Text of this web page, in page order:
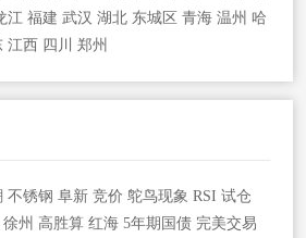
江 福建 武汉 湖北 东城区 青海 温州 哈
江西 四川 郑州
不锈钢 阜新 竞价 鸵鸟现象 RSI 试仓
徐州 高胜算 红海 5年期国债 完美交易